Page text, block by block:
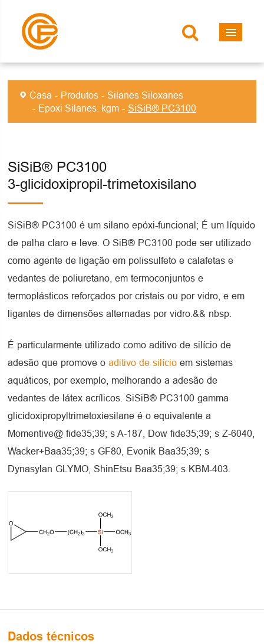
Casa Produtos
Silanes Siloxanes
Epoxi Silanes. kgm
SiSiB® PC3100
SiSiB® PC3100
3-glicidoxipropil-trimetoxisilano
SiSiB® PC3100 é um silano epóxi-funcional; É um líquido
de palha claro e leve. O SiB® PC3100 pode ser utilizado
como agente de ligação em polissulfeto e calafetas e
vedantes de poliuretano, em termoconjuntos e
termoplásticos reforçados por cristais ou por vidro, e em
ligantes de dimensões alternadas por vidro.&& nbsp.
É particularmente utilizado como aditivo de silício de
adesão que promove oaditivo de silícioem sistemas
aquáticos, por exemplo, melhorando a adesão de
vedantes de látex acrílicos. SiSiB® PC3100 gamma
glicidoxipropyltrimetoxiesilane é o equivalente a
Momentive@ fide35;39; s A-187, Dow fide35;39; s Z-6040,
Wacker+Baa35;39; s GF80, Evonik Baa35;39; s
Dynasylan GLYMO, ShinEtsu Baa35;39; s KBM-403.
Dados técnicos